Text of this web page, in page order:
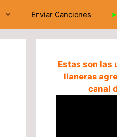
Enviar Canciones ➤
Estas son las
llaneras
canal